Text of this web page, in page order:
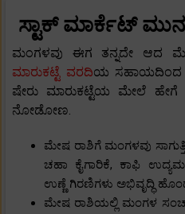
ಸ್ಟಾಕ್ ಮಾರ್ಕೆಟ್
ಮಂಗಳವು ಈಗ ತನ್ನದೇ ಆದ
ಮಾರುಕಟ್ಟೆ ವರದಿಯ ಸಹಾಯದಿಂದ
ಷೇರು ಮಾರುಕಟ್ಟೆಯ ಮೇಲೆ ಹೇಗೆ
ನೋಡೋಣ.
ಮೇಷ ರಾಶಿಗೆ ಮಂಗಳವು
ಚಹಾ ಕೈಗಾರಿಕೆ, ಕಾಫಿ ಉದ್ಯಮ,
ಉಣ್ಣೆ ಗಿರಣಿಗಳು ಅಭಿವೃದ್ಧಿ
ಮೇಷ ರಾಶಿಯಲ್ಲಿ ಮಂಗಳ